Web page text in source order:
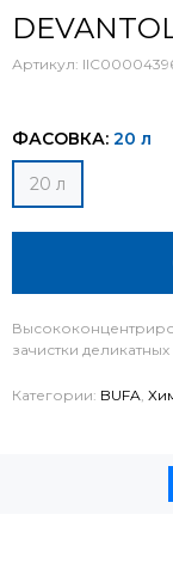
Артикул:
ФАСОВКА: 20 л
20 л
зачистки
Категории: BUFA,